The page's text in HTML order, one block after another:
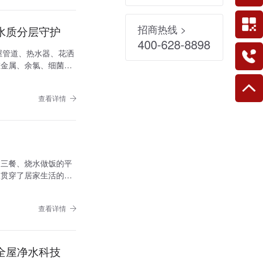
质分层守护
道、热水器、花洒
属、余氯、细菌无
查看详情
餐、烧水做饭的平
穿了居家生活的方
查看详情
屋净水科技
招商热线 >
400-628-8898